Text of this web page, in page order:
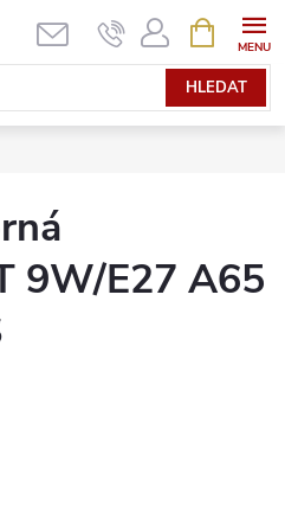
HLEDAT
NÁKUPNÍ
KOŠÍK
9W/E27 A65